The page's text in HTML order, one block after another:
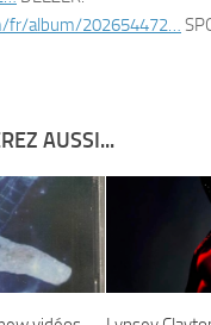
fr/album/202654472…
AUSSI...